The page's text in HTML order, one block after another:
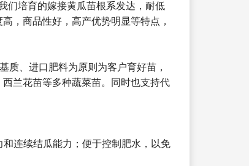
们培育的嫁接黄瓜苗根系发达，耐低
，商品性好，高产优势明显等特点，
质、进口肥料为原则为客户育好苗，
兰花苗等多种蔬菜苗。同时也支持代
连续结瓜能力；便于控制肥水，以免